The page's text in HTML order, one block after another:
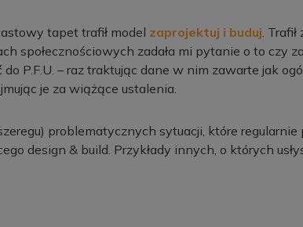
tapet trafił model zaprojektuj i buduj.
społecznościowych zadała mi pytanie o to czy
do P.F.U. – raz traktując dane w nim zawarte jak
je za wiążące ustalenia.
problematycznych sytuacji, które
design & build. Przykłady innych, o których